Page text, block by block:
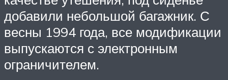
добавили небольшой багажник. С
весны 1994 года, все модификации
выпускаются с электронным
ограничителем.